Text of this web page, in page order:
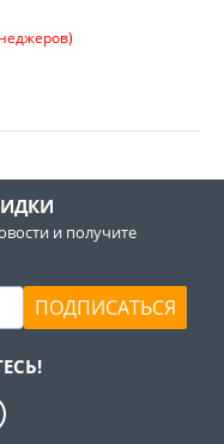
и получите
ПОДПИСАТЬСЯ